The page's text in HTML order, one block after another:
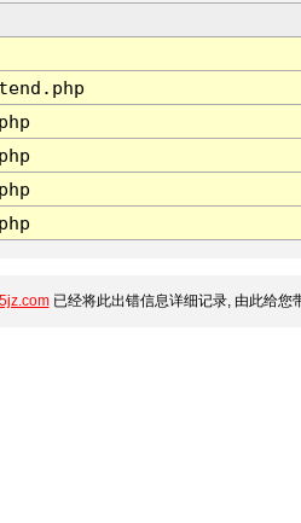
已经将此出错信息详细记录, 由此给您